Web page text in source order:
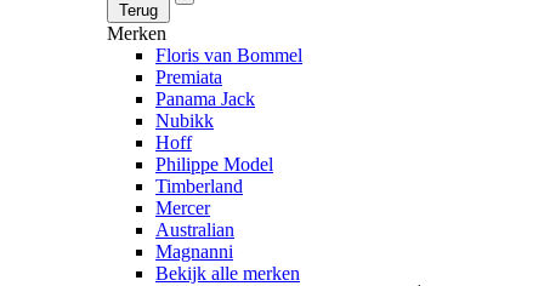
Terug
Merken
Floris van Bommel
Premiata
Panama Jack
Nubikk
Hoff
Philippe Model
Timberland
Mercer
Australian
Magnanni
Bekijk alle merken